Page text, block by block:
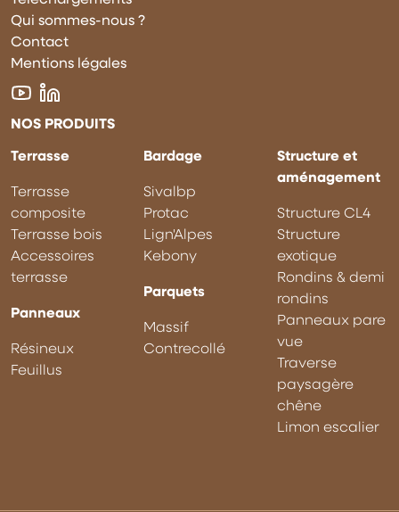
Qui sommes-nous ?
Contact
Mentions légales
NOS PRODUITS
Terrasse
Terrasse
composite
Terrasse bois
Accessoires
terrasse
Panneaux
Résineux
Feuillus
Bardage
Sivalbp
Protac
Lign'Alpes
Kebony
Parquets
Massif
Contrecollé
Structure et
aménagement
Structure CL4
Structure
exotique
Rondins & demi
rondins
Panneaux pare
vue
Traverse
paysagère
chêne
Limon escalier